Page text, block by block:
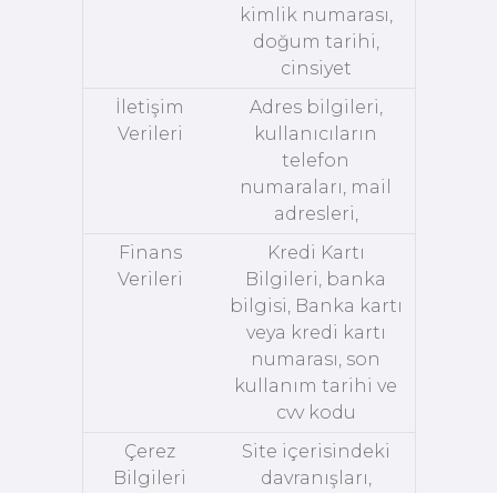
kimlik numarası,
doğum tarihi,
cinsiyet
İletişim
Verileri
Adres bilgileri,
kullanıcıların
telefon
numaraları, mail
adresleri,
Finans
Verileri
Kredi Kartı
Bilgileri, banka
bilgisi, Banka kartı
veya kredi kartı
numarası, son
kullanım tarihi ve
cvv kodu
Çerez
Bilgileri
Site içerisindeki
davranışları,